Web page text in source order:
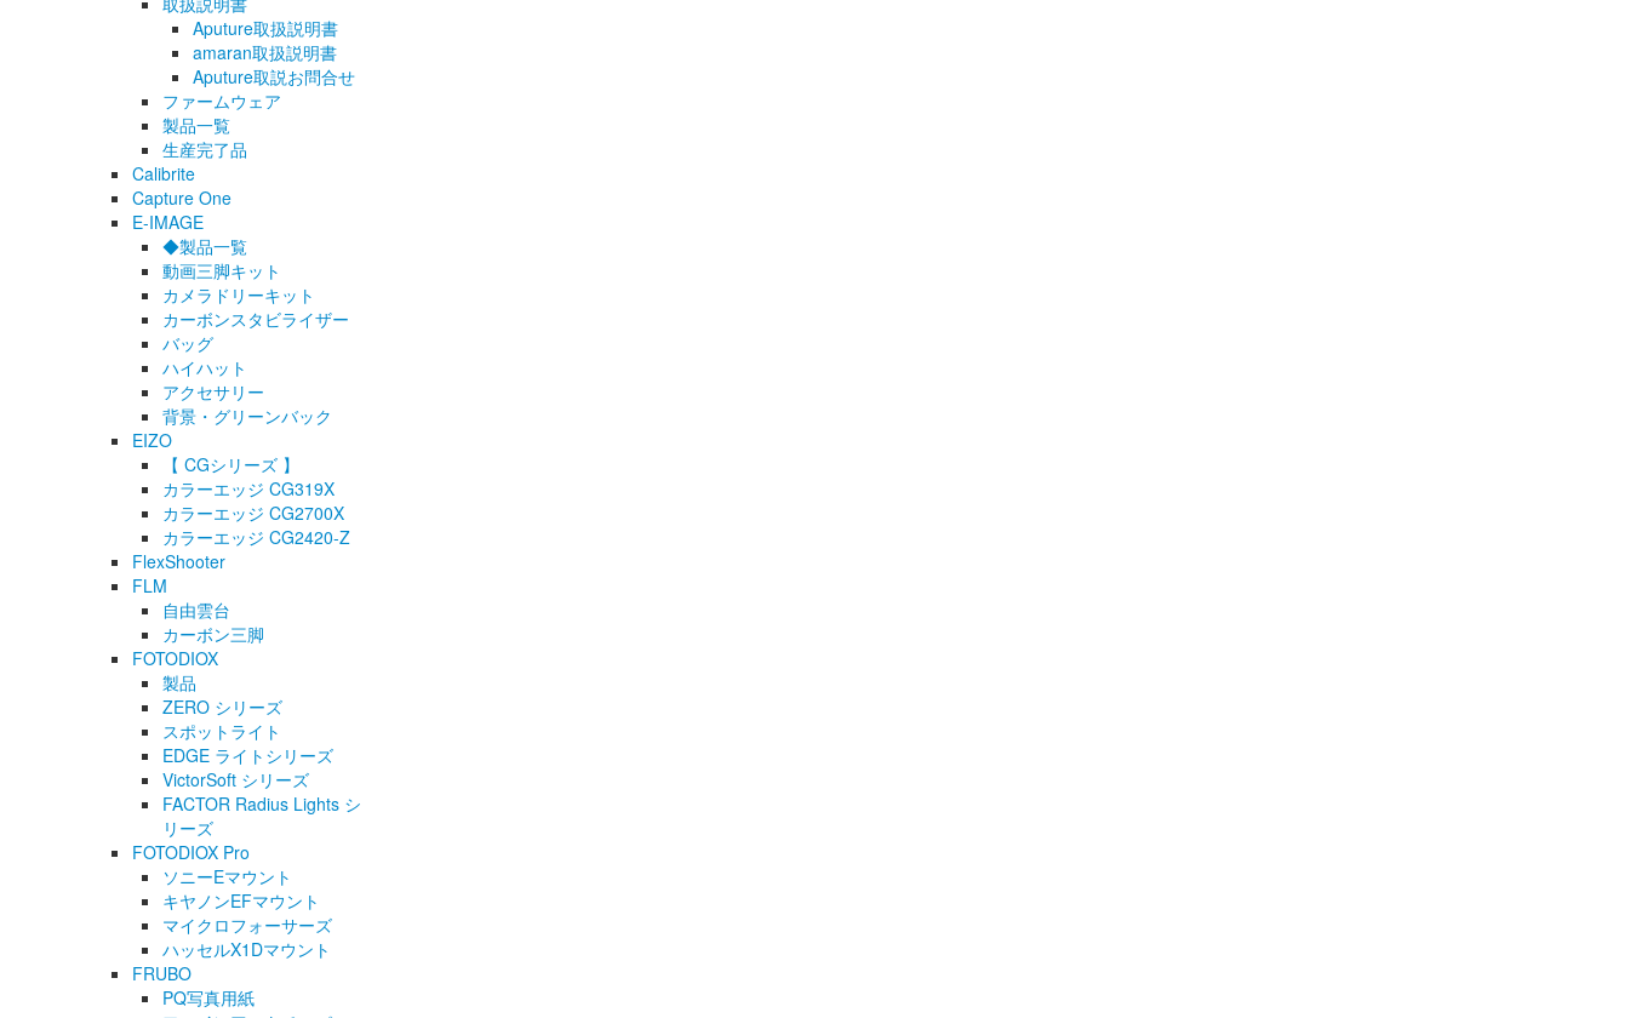
Aputure取扱説明書
amaran取扱説明書
Aputure取説お問合せ
ファームウェア
製品一覧
生産完了品
Calibrite
Capture One
E-IMAGE
◆製品一覧
動画三脚キット
カメラドリーキット
カーボンスタビライザー
バッグ
ハイハット
アクセサリー
背景・グリーンバック
EIZO
【 CGシリーズ 】
カラーエッジ CG319X
カラーエッジ CG2700X
カラーエッジ CG2420-Z
FlexShooter
FLM
自由雲台
カーボン三脚
FOTODIOX
製品
ZERO シリーズ
スポットライト
EDGE ライトシリーズ
VictorSoft シリーズ
FACTOR Radius Lights シ
リーズ
FOTODIOX Pro
ソニーEマウント
キヤノンEFマウント
マイクロフォーサーズ
ハッセルX1Dマウント
FRUBO
PQ写真用紙